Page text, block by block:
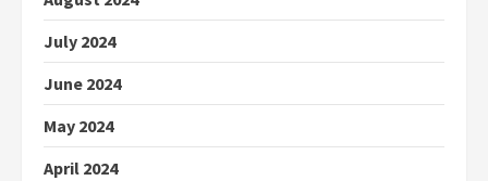
July 2024
June 2024
May 2024
April 2024